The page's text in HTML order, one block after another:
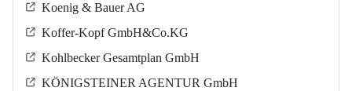
Koenig & Bauer AG
Koffer-Kopf GmbH&Co.KG
Kohlbecker Gesamtplan GmbH
KÖNIGSTEINER AGENTUR GmbH